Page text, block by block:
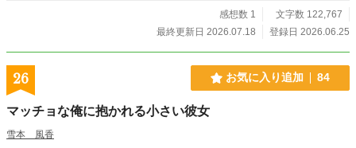
感想数 1
文字数 122,767
最終更新日 2026.07.18
登録日 2026.06.25
26 お気に入り追加 84
マッチョな俺に抱かれる小さい彼女
雪本 風香